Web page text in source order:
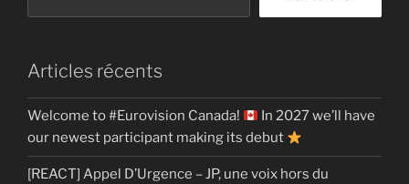
Articles récents
Welcome to #Eurovision Canada!
In 2027 we’ll have
our newest participant making its debut
[REACT] Appel D’Urgence – JP, une voix hors du